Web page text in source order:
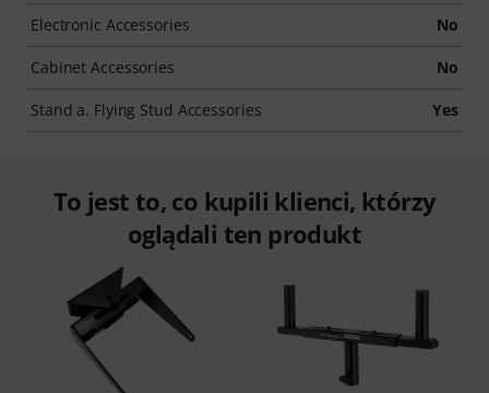
Electronic Accessories No
Cabinet Accessories No
Stand a. Flying Stud Accessories Yes
To jest to, co kupili klienci, którzy
oglądali ten produkt